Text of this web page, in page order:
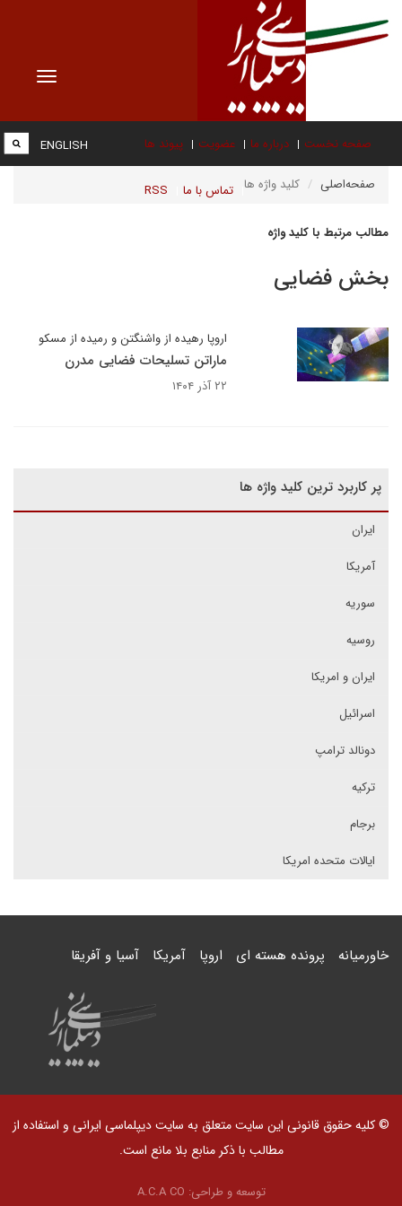
Toggle
صفحه نخست درباره ما عضویت پیوند ها
تماس با ما RSS
ENGLISH
صفحه‌اصلی کلید واژه ها
مطالب مرتبط با کلید واژه
بخش فضایی
اروپا رهیده از واشنگتن و رمیده از مسکو
ماراتن تسلیحات فضایی مدرن
۲۲ آذر ۱۴۰۴
پر کاربرد ترین کلید واژه ها
ایران
آمریکا
سوریه
روسیه
ایران و امریکا
اسرائیل
دونالد ترامپ
ترکیه
برجام
ایالات متحده امریکا
خاورمیانه پرونده هسته ای اروپا آمریکا آسیا و آفریقا
© کلیه حقوق قانونی این سایت متعلق به سایت دیپلماسی ایرانی و استفاده از
مطالب با ذکر منابع بلا مانع است.
توسعه و طراحی: A.C.A CO